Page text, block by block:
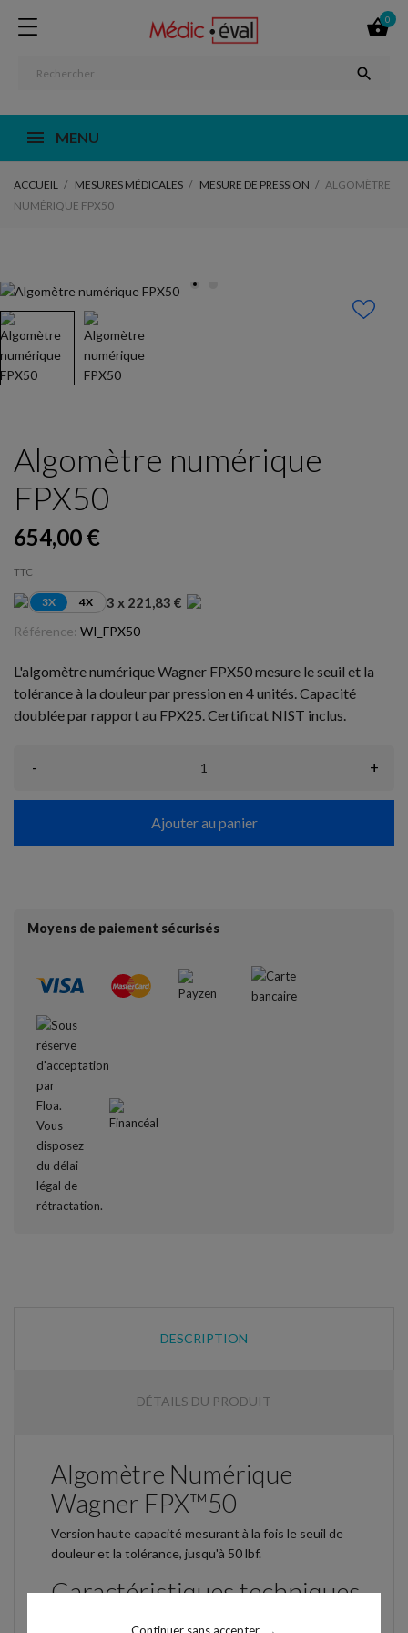

0

MENU
ACCUEIL MESURES MÉDICALES MESURE DE PRESSION
ALGOMÈTRE
NUMÉRIQUE FPX50
Algomètre numérique
FPX50
654,00 €
TTC
3X 4X 3 x 221,83 €
Référence: WI_FPX50
L'algomètre numérique Wagner FPX50 mesure le seuil et la
tolérance à la douleur par pression en 4 unités. Capacité
doublée par rapport au FPX25. Certificat NIST inclus.
- +
Ajouter au panier
Moyens de paiement sécurisés
DESCRIPTION
DÉTAILS DU PRODUIT
Algomètre Numérique
Wagner FPX™50
Version haute capacité mesurant à la fois le seuil de
douleur et la tolérance, jusqu'à 50 lbf.
Caractéristiques techniques